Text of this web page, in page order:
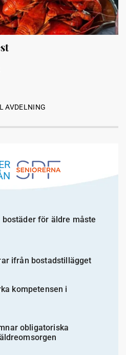
AVDELNING
för äldre måste
ifrån bostadstillägget
kompetensen i
obligatoriska